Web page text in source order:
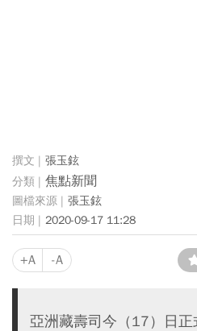
張玉鉉
焦點新聞
張玉鉉
2020-09-17 11:28
+A -A
亞洲藏壽司今（17）日